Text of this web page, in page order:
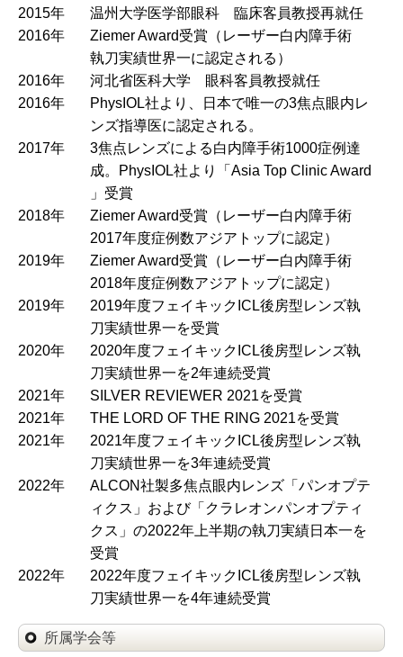
2015年
温州大学医学部眼科 臨床客員教授再就任
2016年
Ziemer Award受賞（レーザー白内障手術
執刀実績世界一に認定される）
2016年
河北省医科大学 眼科客員教授就任
2016年
PhysIOL社より、日本で唯一の3焦点眼内レ
ンズ指導医に認定される。
2017年
3焦点レンズによる白内障手術1000症例達
成。PhysIOL社より「Asia Top Clinic Award
」受賞
2018年
Ziemer Award受賞（レーザー白内障手術
2017年度症例数アジアトップに認定）
2019年
Ziemer Award受賞（レーザー白内障手術
2018年度症例数アジアトップに認定）
2019年
2019年度フェイキックICL後房型レンズ執
刀実績世界一を受賞
2020年
2020年度フェイキックICL後房型レンズ執
刀実績世界一を2年連続受賞
2021年
SILVER REVIEWER 2021を受賞
2021年
THE LORD OF THE RING 2021を受賞
2021年
2021年度フェイキックICL後房型レンズ執
刀実績世界一を3年連続受賞
2022年
ALCON社製多焦点眼内レンズ「パンオプテ
ィクス」および「クラレオンパンオプティ
クス」の2022年上半期の執刀実績日本一を
受賞
2022年
2022年度フェイキックICL後房型レンズ執
刀実績世界一を4年連続受賞
所属学会等